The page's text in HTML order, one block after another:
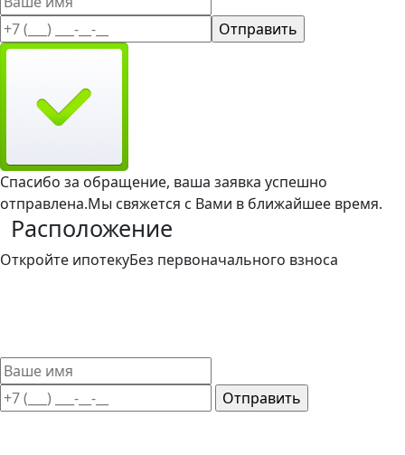
Спасибо за обращение, ваша заявка успешно
отправлена.Мы свяжется с Вами в ближайшее время.
Расположение
Откройте ипотекуБез первоначального взноса